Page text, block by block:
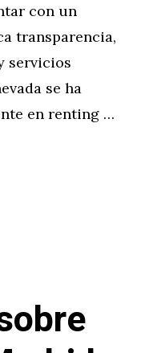
con un
transparencia,
servicios
se ha
en renting …